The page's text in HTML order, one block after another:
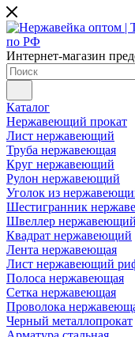
Интернет-магазин
Каталог
Нержавеющий прокат
Лист нержавеющий
Труба нержавеющая
Круг нержавеющий
Рулон нержавеющий
Уголок из
Шестигранник
Швеллер нержавеющий
Квадрат нержавеющий
Лента нержавеющая
Лист нержавеющий
Полоса нержавеющая
Сетка нержавеющая
Проволока
Черный металлопрокат